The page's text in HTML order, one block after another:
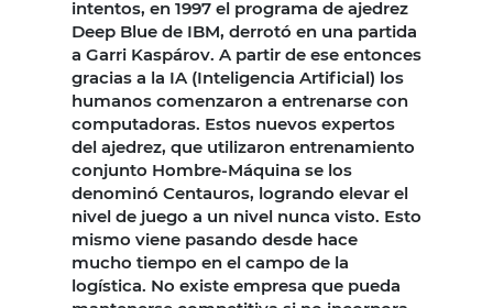
intentos, en 1997 el programa de ajedrez
Deep Blue de IBM, derrotó en una partida
a Garri Kaspárov. A partir de ese entonces
gracias a la IA (Inteligencia Artificial) los
humanos comenzaron a entrenarse con
computadoras. Estos nuevos expertos
del ajedrez, que utilizaron entrenamiento
conjunto Hombre-Máquina se los
denominó Centauros, logrando elevar el
nivel de juego a un nivel nunca visto. Esto
mismo viene pasando desde hace
mucho tiempo en el campo de la
logística. No existe empresa que pueda